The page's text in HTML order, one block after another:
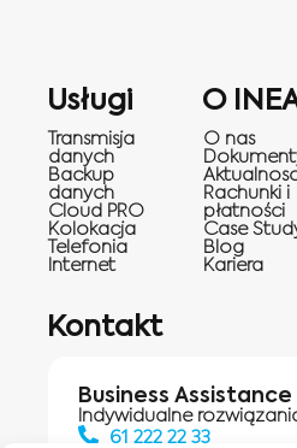
Usługi
Transmisja
danych
Backup
danych
Cloud PRO
Kolokacja
Telefonia
Internet
O
O nas
Rachunki i
płatności
Case
Blog
Kariera
Kontakt
Business
Indywidualne
61 222 22 33